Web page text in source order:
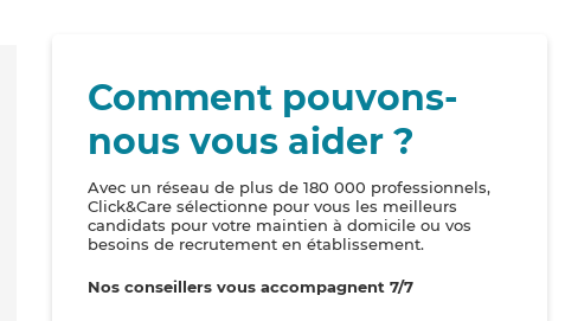
Comment pouvons-
nous vous aider ?
Avec un réseau de plus de 180 000 professionnels,
Click&Care sélectionne pour vous les meilleurs
candidats pour votre maintien à domicile ou vos
besoins de recrutement en établissement.
Nos conseillers vous accompagnent 7/7